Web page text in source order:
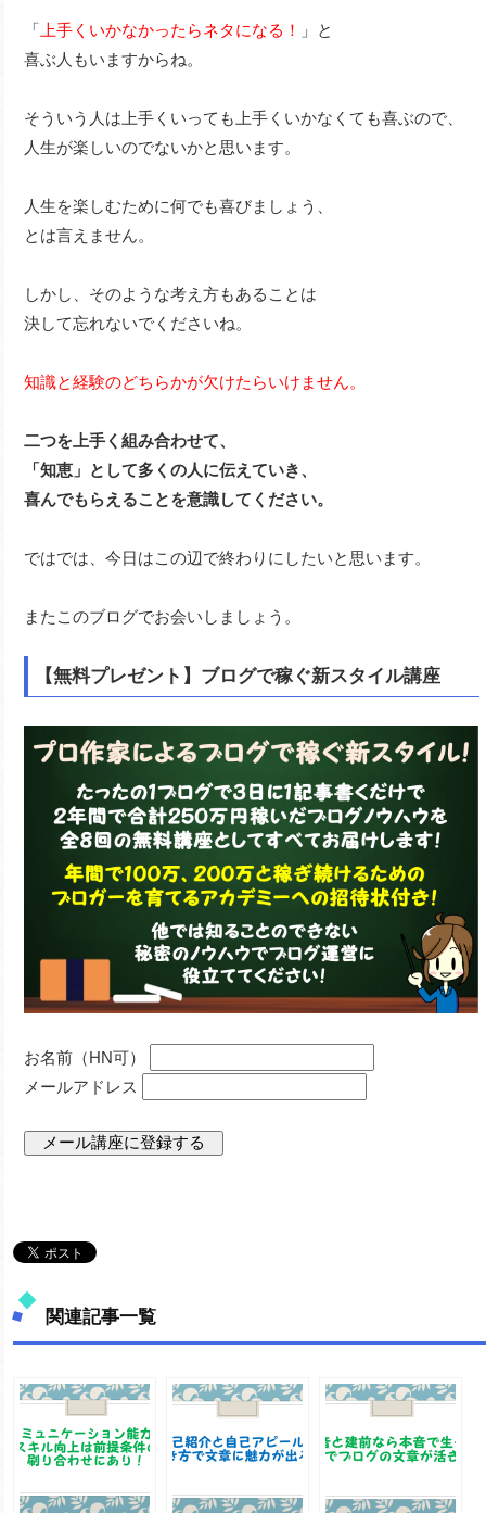
「上手くいかなかったらネタになる！
」と
喜ぶ人もいますからね。
そういう人は上手くいっても上手くいかなくても喜ぶので、
人生が楽しいのでないかと思います。
人生を楽しむために何でも喜びましょう、
とは言えません。
しかし、そのような考え方もあることは
決して忘れないでくださいね。
知識と経験のどちらかが欠けたらいけません。
二つを上手く組み合わせて、
「知恵」として多くの人に伝えていき、
喜んでもらえることを意識してください。
ではでは、今日はこの辺で終わりにしたいと思います。
またこのブログでお会いしましょう。
【無料プレゼント】ブログで稼ぐ新スタイル講座
お名前（HN可）
メールアドレス
関連記事一覧